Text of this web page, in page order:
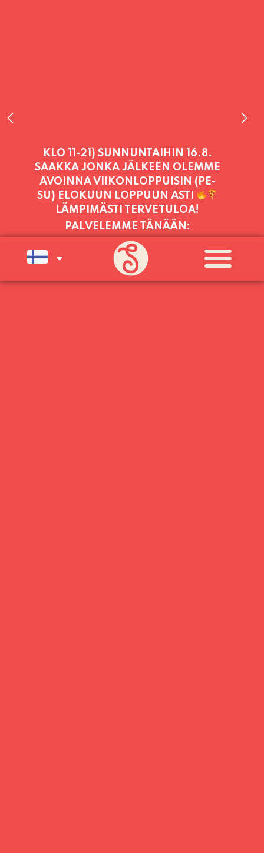
PALVELEMME TÄNÄÄN:
PERJANTAI11:00 - 21:00
PALVELEMME PÄIVITTÄIN (MA-SU
KLO 11-21) SUNNUNTAIHIN 16.8.
SAAKKA JONKA JÄLKEEN OLEMME
AVOINNA VIIKONLOPPUISIN (PE-
SU) ELOKUUN LOPPUUN ASTI
LÄMPIMÄSTI TERVETULOA!